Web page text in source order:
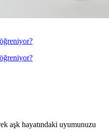
aşk hayatındaki uyumunuzu